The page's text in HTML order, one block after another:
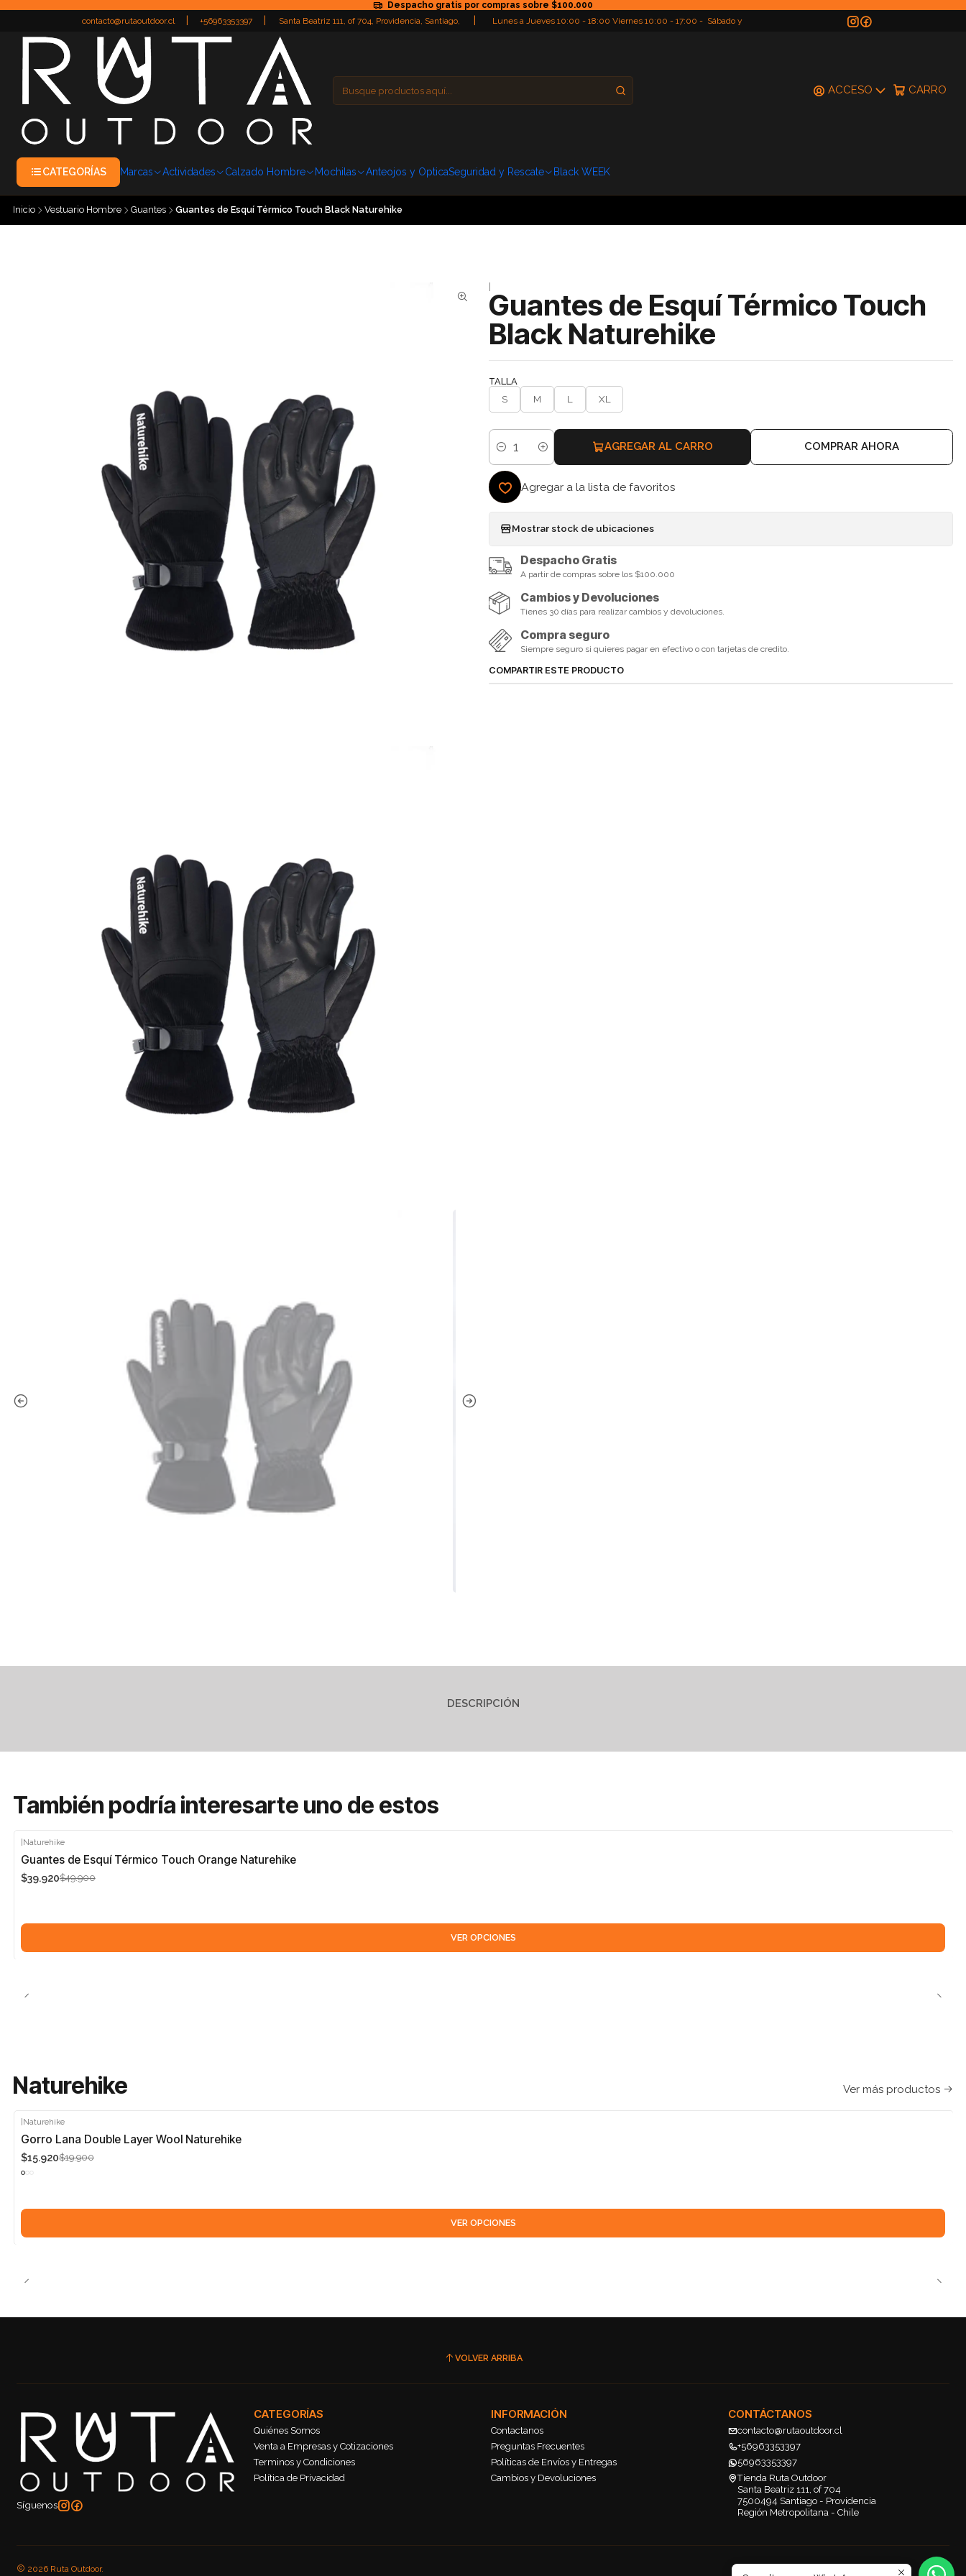
Despacho gratis por compras sobre $100.000
contacto@rutaoutdoor.cl
+56963353397
Santa Beatriz 111, of 704, Providencia, Santiago,
Lunes a Jueves 10:00 - 18:00 Viernes 10:00 - 17:00 - Sábado y
ACCESO CARRO
CATEGORÍAS Marcas Actividades Calzado Hombre Mochilas Anteojos y OpticaSeguridad y Rescate Black WEEK
Inicio Vestuario Hombre Guantes Guantes de Esquí Térmico Touch Black Naturehike
|
Guantes de Esquí Térmico Touch
Black Naturehike
TALLA
S M L XL
Cantidad
AGREGAR AL CARRO COMPRAR AHORA
Agregar a la lista de favoritos
Mostrar stock de ubicaciones
Despacho Gratis
A partir de compras sobre los $100.000
Cambios y Devoluciones
Tienes 30 días para realizar cambios y devoluciones.
Compra seguro
Siempre seguro si quieres pagar en efectivo o con tarjetas de credito.
COMPARTIR ESTE PRODUCTO
DESCRIPCIÓN
También podría interesarte uno de estos
-20%
|Naturehike
Guantes de Esquí Térmico Touch Orange Naturehike
$39.920$49.900
VER OPCIONES
Naturehike Ver más productos
-20%
Naturehike
Gorro Lana Double Layer Wool Naturehike
$15.920$19.900
VER OPCIONES
VOLVER ARRIBA
Síguenos
CATEGORÍAS
Quiénes Somos
Venta a Empresas y Cotizaciones
Terminos y Condiciones
Política de Privacidad
INFORMACIÓN
Contactanos
Preguntas Frecuentes
Políticas de Envíos y Entregas
Cambios y Devoluciones
CONTÁCTANOS
contacto@rutaoutdoor.cl
+56963353397
56963353397
Tienda Ruta Outdoor
Santa Beatriz 111, of 704
7500494 Santiago - Providencia
Región Metropolitana - Chile
2026 Ruta Outdoor.